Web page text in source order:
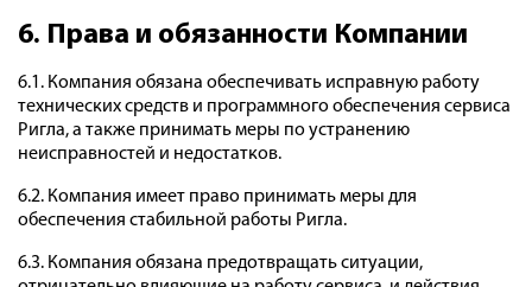
6. Права и обязанности Компании
6.1. Компания обязана обеспечивать исправную работу
технических средств и программного обеспечения сервиса
Ригла, а также принимать меры по устранению
неисправностей и недостатков.
6.2. Компания имеет право принимать меры для
обеспечения стабильной работы Ригла.
6.3. Компания обязана предотвращать ситуации,